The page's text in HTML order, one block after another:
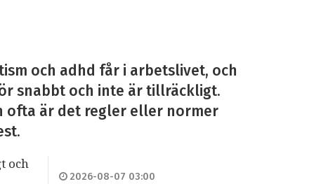
och adhd får i arbetslivet, och
snabbt och inte är tillräckligt.
ofta är det regler eller normer
och
2026-08-07 03:00